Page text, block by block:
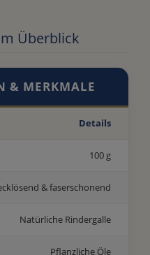
Überblick
& MERKMALE
Details
100 g
& faserschonend
Natürliche Rindergalle
Pflanzliche Öle